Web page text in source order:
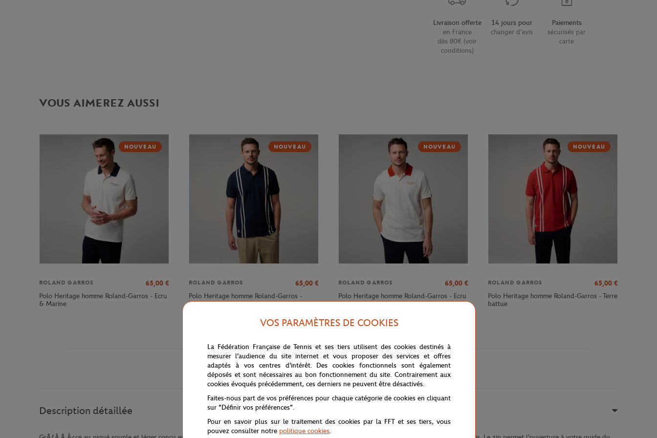
Livraison offerte
en France
dès 80€ (voir
conditions)
14 jours pour
changer d'avis
Paiements
sécurisés par
carte
VOUS AIMEREZ AUSSI
NOUVEAU
ROLAND GARROS 65,00 €
Polo Heritage homme Roland-Garros - Ecru
& Marine
NOUVEAU
ROLAND GARROS 65,00 €
Polo Heritage homme Roland-Garros -
Marine
NOUVEAU
ROLAND GARROS 65,00 €
Polo Heritage homme Roland-Garros - Ecru
& Terre Battue
NOUVEAU
ROLAND GARROS 65,00 €
Polo Heritage homme Roland-Garros - Terre
battue
Description détaillée
VOS PARAMÈTRES DE COOKIES
La Fédération Française de Tennis et ses tiers utilisent des cookies destinés à
mesurer l'audience du site internet et vous proposer des services et offres
adaptés à vos centres d'intérêt. Des cookies fonctionnels sont également
déposés et sont nécessaires au bon fonctionnement du site. Contrairement aux
cookies évoqués précédemment, ces derniers ne peuvent être désactivés.
Faites-nous part de vos préférences pour chaque catégorie de cookies en cliquant
sur "Définir vos préférences".
Pour en savoir plus sur le traitement des cookies par la FFT et ses tiers, vous
pouvez consulter notre politique cookies.